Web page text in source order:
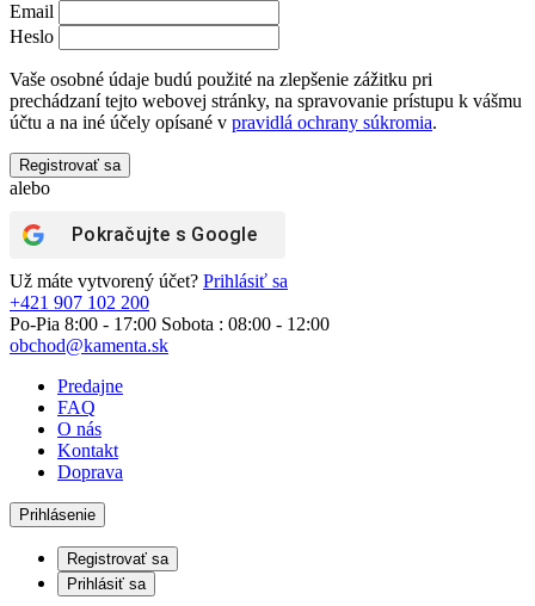
Email
Heslo
Vaše osobné údaje budú použité na zlepšenie zážitku pri
prechádzaní tejto webovej stránky, na spravovanie prístupu k vášmu
účtu a na iné účely opísané v pravidlá ochrany súkromia.
Registrovať sa
alebo
Pokračujte s Google
Už máte vytvorený účet? Prihlásiť sa
+421 907 102 200
Po-Pia 8:00 - 17:00 Sobota : 08:00 - 12:00
obchod@kamenta.sk
Predajne
FAQ
O nás
Kontakt
Doprava
Prihlásenie
Registrovať sa
Prihlásiť sa